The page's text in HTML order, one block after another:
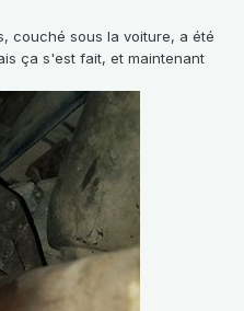
couché sous la voiture, a été
ça s'est fait, et maintenant